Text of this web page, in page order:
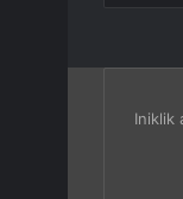
Iniklik